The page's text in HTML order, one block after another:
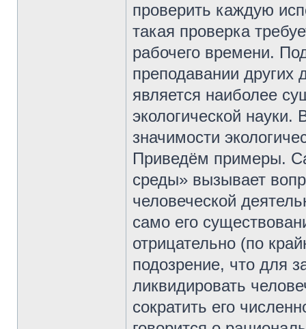
проверить каждую
такая проверка
рабочего времени.
преподавании других
является наиболее
экологической
значимости
Приведём примеры.
среды» вызывает
человеческой
само его
отрицательно (по
подозрение, что для
ликвидировать
сократить его